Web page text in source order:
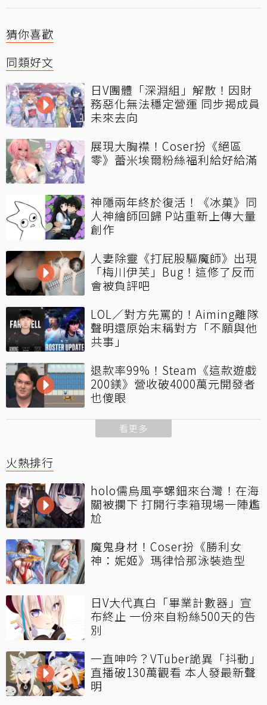
猜你喜歡
同類好文
日V團體「深淵組」解散！因財
務惡化無法穩定營運 同步揭成員
未來去向
展現大胸襟！Coser扮《絕區
零》蕾米埃爾粉絲福利給好給滿
神隱兩年終於復活！《冰菓》同
人神繪師回歸 P站重新上傳大量
創作
人妻除靈《打屁股驅魔師》出現
「梅川伊芙」Bug！這修了反而
會被負評吧
LOL／對方先罵的！Aiming離隊
聲明還原始末稱對方「不願與他
共事」
退款率99%！Steam《這款遊戲
200鎂》營收破4000萬元開發者
也傻眼
看更多
火熱排行
holo儒烏風亭螺鈿來台灣！在海
關被攔下 打開行李箱現場一陣尷
尬
魔鬼身材！Coser扮《勝利女
神：妮姬》瑪律恰那泳裝造型
日V大代真白「畢業計數器」宣
布終止 一份來自粉絲500天的告
別
一直呻吟？VTuber詭異「抖動」
直播破130萬觀看 本人發最新聲
明